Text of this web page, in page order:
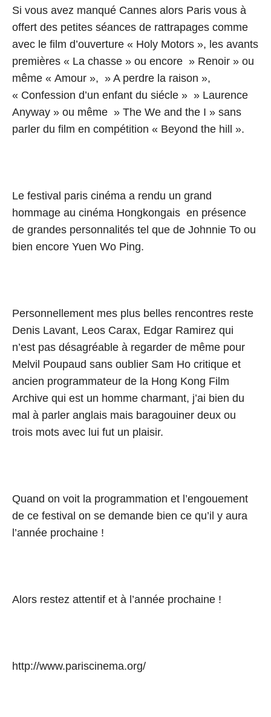
Si vous avez manqué Cannes alors Paris vous à
offert des petites séances de rattrapages comme
avec le film d’ouverture « Holy Motors », les avants
premières « La chasse » ou encore » Renoir » ou
même « Amour », » A perdre la raison »,
« Confession d’un enfant du siécle » » Laurence
Anyway » ou même » The We and the I » sans
parler du film en compétition « Beyond the hill ».
Le festival paris cinéma a rendu un grand
hommage au cinéma Hongkongais en présence
de grandes personnalités tel que de Johnnie To ou
bien encore Yuen Wo Ping.
Personnellement mes plus belles rencontres reste
Denis Lavant, Leos Carax, Edgar Ramirez qui
n’est pas désagréable à regarder de même pour
Melvil Poupaud sans oublier Sam Ho critique et
ancien programmateur de la Hong Kong Film
Archive qui est un homme charmant, j’ai bien du
mal à parler anglais mais baragouiner deux ou
trois mots avec lui fut un plaisir.
Quand on voit la programmation et l’engouement
de ce festival on se demande bien ce qu’il y aura
l’année prochaine !
Alors restez attentif et à l’année prochaine !
http://www.pariscinema.org/